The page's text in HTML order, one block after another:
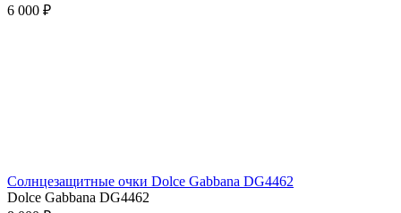
6 000 ₽
Солнцезащитные очки Dolce Gabbana DG4462
Dolce Gabbana DG4462